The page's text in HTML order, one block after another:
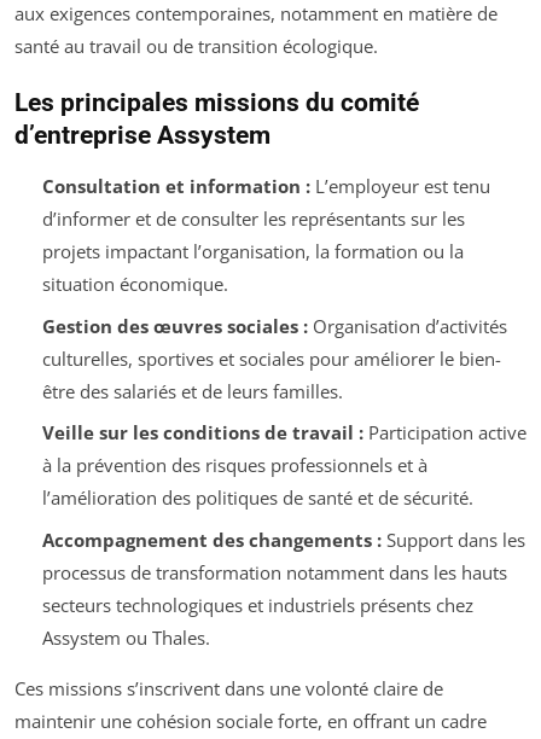
aux exigences contemporaines, notamment en matière de
santé au travail ou de transition écologique.
Les principales missions du comité
d’entreprise Assystem
Consultation et information :L’employeur est tenu
d’informer et de consulter les représentants sur les
projets impactant l’organisation, la formation ou la
situation économique.
Gestion des œuvres sociales :Organisation d’activités
culturelles, sportives et sociales pour améliorer le bien-
être des salariés et de leurs familles.
Veille sur les conditions de travail :Participation active
à la prévention des risques professionnels et à
l’amélioration des politiques de santé et de sécurité.
Accompagnement des changements :Support dans les
processus de transformation notamment dans les hauts
secteurs technologiques et industriels présents chez
Assystem ou Thales.
Ces missions s’inscrivent dans une volonté claire de
maintenir une cohésion sociale forte, en offrant un cadre